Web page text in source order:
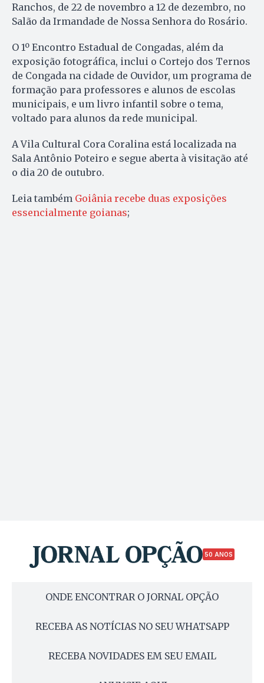
Ranchos, de 22 de novembro a 12 de dezembro, no
Salão da Irmandade de Nossa Senhora do Rosário.
O 1º Encontro Estadual de Congadas, além da
exposição fotográfica, inclui o Cortejo dos Ternos
de Congada na cidade de Ouvidor, um programa de
formação para professores e alunos de escolas
municipais, e um livro infantil sobre o tema,
voltado para alunos da rede municipal.
A Vila Cultural Cora Coralina está localizada na
Sala Antônio Poteiro e segue aberta à visitação até
o dia 20 de outubro.
Leia também Goiânia recebe duas exposições
essencialmente goianas;
50 ANOS
ONDE ENCONTRAR O JORNAL OPÇÃO
RECEBA AS NOTÍCIAS NO SEU WHATSAPP
RECEBA NOVIDADES EM SEU EMAIL